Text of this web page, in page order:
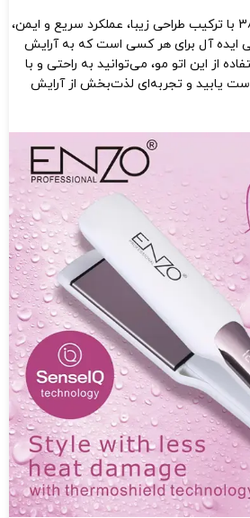
به طور کلی، اتو مو انزو 3850 با ترکیب طراحی زیبا، عملکرد سریع و ایمن،
ایده‌ آل برای هر کسی است که به آرایش
از این اتو مو، می‌توانید به راحتی و با
یابید و تجربه‌ای لذت‌بخش از آرایش